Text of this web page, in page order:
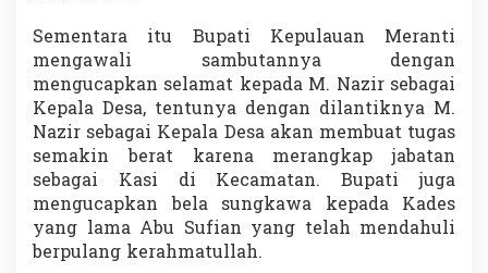
Sementara itu Bupati Kepulauan Meranti
mengawali sambutannya dengan
mengucapkan selamat kepada M. Nazir sebagai
Kepala Desa, tentunya dengan dilantiknya M.
Nazir sebagai Kepala Desa akan membuat tugas
semakin berat karena merangkap jabatan
sebagai Kasi di Kecamatan. Bupati juga
mengucapkan bela sungkawa kepada Kades
yang lama Abu Sufian yang telah mendahuli
berpulang kerahmatullah.